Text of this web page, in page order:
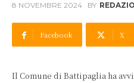
8 NOVEMBRE 2024 BY
Facebook X
Il Comune di Battipaglia ha